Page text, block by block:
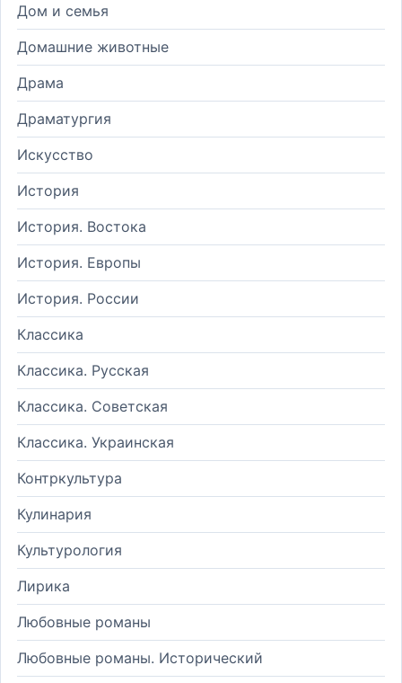
Дом и семья
Домашние животные
Драма
Драматургия
Искусство
История
История. Востока
История. Европы
История. России
Классика
Классика. Русская
Классика. Советская
Классика. Украинская
Контркультура
Кулинария
Культурология
Лирика
Любовные романы
Любовные романы. Исторический